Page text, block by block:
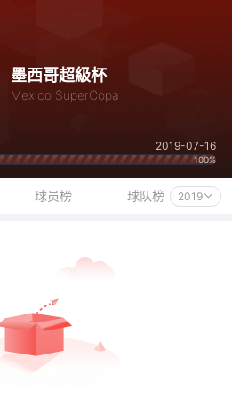
墨西哥超級杯
Mexico SuperCopa
2019-07-16
100%
球员榜 球队榜 2019